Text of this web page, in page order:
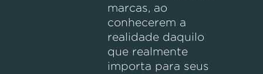
marcas, ao
conhecerem a
realidade daquilo
que realmente
importa para seus